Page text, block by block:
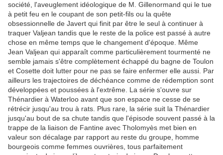
société, l'aveuglement idéologique de M. Gillenormand qui le tue
à petit feu en le coupant de son petit-fils ou la quête
obsessionnelle de Javert qui finit par être le seul à continuer à
traquer Valjean tandis que le reste de la police est passé à autre
chose en même temps que le changement d'époque. Même
Jean Valjean qui apparaît comme particulièrement tourmenté ne
semble jamais s'être complètement échappé du bagne de Toulon
et Cosette doit lutter pour ne pas se faire enfermer elle aussi. Par
ailleurs les trajectoires de déchéance comme de rédemption sont
développées et poussées à l'extrême. La série s'ouvre sur
Thénardier à Waterloo avant que son espace ne cesse de se
rétrécir jusqu'au trou à rats. Plus rare, la série suit la Thénardier
jusqu'au bout de sa chute tandis que l'épisode souvent passé à la
trappe de la liaison de Fantine avec Tholomyès met bien en
valeur son décalage par rapport au reste du groupe, homme
bourgeois comme femmes ouvrières, tous parfaitement